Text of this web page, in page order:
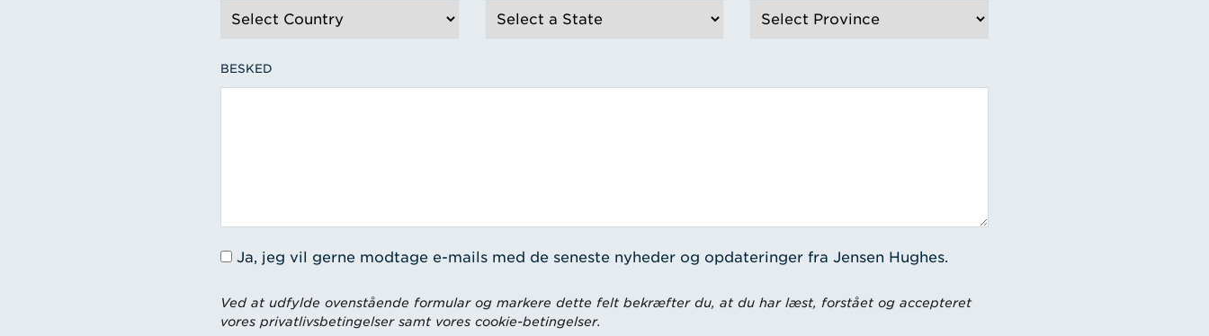
BESKED
Ja, jeg vil gerne modtage e-mails med de seneste nyheder og opdateringer fra Jensen Hughes.
Ved at udfylde ovenstående formular og markere dette felt bekræfter du, at du har læst, forstået og accepteret
vores privatlivsbetingelser samt vores cookie-betingelser.